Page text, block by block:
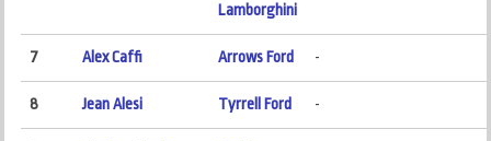
Lamborghini
7 Alex Caffi Arrows Ford -
8 Jean Alesi Tyrrell Ford -